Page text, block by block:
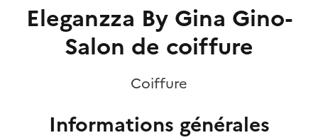
Eleganzza By Gina Gino-
Salon de coiffure
Coiffure
Informations générales